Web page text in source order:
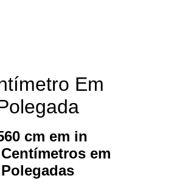
Em
cm em in
em
Polegadas